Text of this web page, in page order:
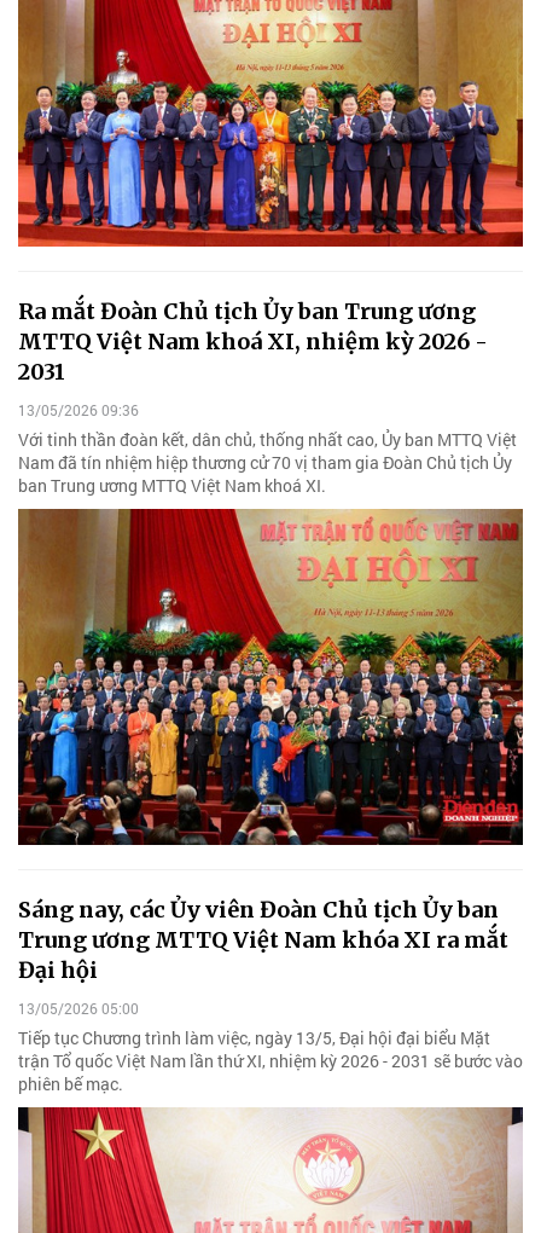
Ra mắt Đoàn Chủ tịch Ủy ban Trung ương
MTTQ Việt Nam khoá XI, nhiệm kỳ 2026 -
2031
13/05/2026 09:36
Với tinh thần đoàn kết, dân chủ, thống nhất cao, Ủy ban MTTQ Việt
Nam đã tín nhiệm hiệp thương cử 70 vị tham gia Đoàn Chủ tịch Ủy
ban Trung ương MTTQ Việt Nam khoá XI.
Sáng nay, các Ủy viên Đoàn Chủ tịch Ủy ban
Trung ương MTTQ Việt Nam khóa XI ra mắt
Đại hội
13/05/2026 05:00
Tiếp tục Chương trình làm việc, ngày 13/5, Đại hội đại biểu Mặt
trận Tổ quốc Việt Nam lần thứ XI, nhiệm kỳ 2026 - 2031 sẽ bước vào
phiên bế mạc.